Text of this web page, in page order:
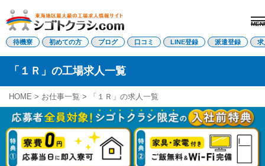
電話受付はこちら
派遣登録
トップページ
初めての方へ
待機寮について
求人を探す
待機寮 初めての方 ブログ 口コミ LINE登録 派遣登録 求
「１Ｒ」の工場求人一覧
HOME > お仕事一覧 > 「１Ｒ」の求人一覧